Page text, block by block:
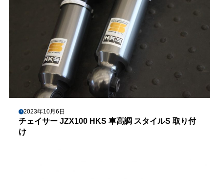
2023年10月6日
チェイサー JZX100 HKS 車高調 スタイルS 取り付
け